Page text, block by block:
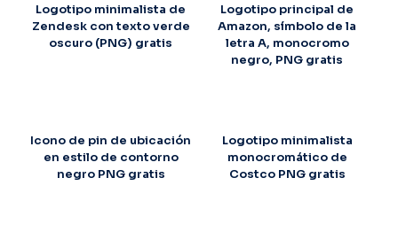
Logotipo minimalista de
Zendesk con texto verde
oscuro (PNG) gratis
Logotipo principal de
Amazon, símbolo de la
letra A, monocromo
negro, PNG gratis
Icono de pin de ubicación
en estilo de contorno
negro PNG gratis
Logotipo minimalista
monocromático de
Costco PNG gratis